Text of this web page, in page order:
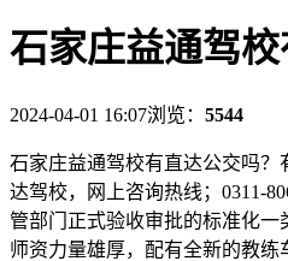
石家庄益通驾
2024-04-01 16:07浏览： 5544
石家庄益通驾校有直达公交吗？
达驾校，网上咨询热线；0311-
管部门正式验收审批的标准化一
师资力量雄厚，配有全新的教练